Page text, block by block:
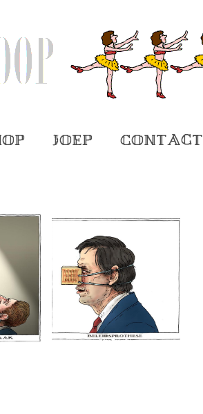
Joep Contact